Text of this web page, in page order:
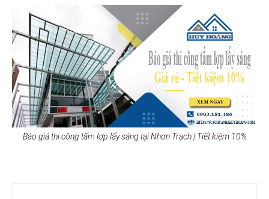
Báo giá thi công tấm lợp lấy sáng tại Nhơn Trạch | Tiết kiệm 10%